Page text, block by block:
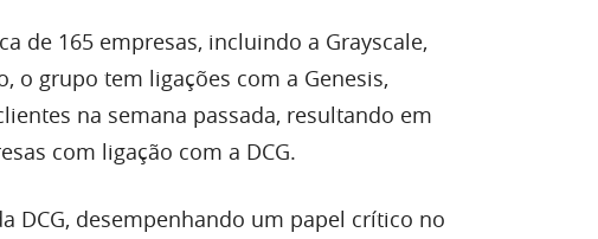
de 165 empresas, incluindo a Grayscale,
o grupo tem ligações com a Genesis,
na semana passada, resultando em
com ligação com a DCG.
DCG, desempenhando um papel crítico no